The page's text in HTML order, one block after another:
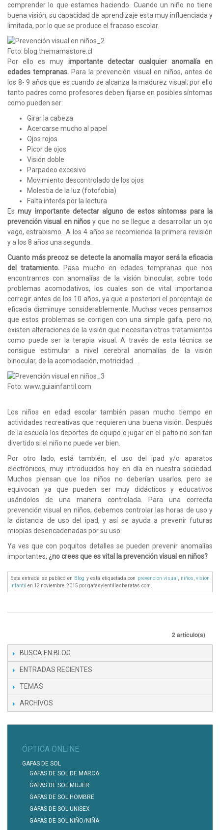
comprender lo que estamos haciendo. Cuando un niño no tiene
buena visión, su capacidad de aprendizaje esta muy influenciada y
limitada, por lo que se produce el fracaso escolar.
Foto: blog.themamastore.cl
Por ello es muy importante detectar cualquier anomalía en
edades tempranas. Para la prevención visual en niños, antes de
los 8- 9 años que es cuando se alcanza la madurez visual; por ello
tanto padres como profesores deben fijarse en posibles síntomas
como pueden ser:
Girar la cabeza
Acercarse mucho al papel
Ojos rojos
Picor de ojos
Visión doble
Parpadeo excesivo
Movimiento descontrolado de los ojos
Molestia de la luz (fotofobia)
Falta interés por la lectura
Esmuy importante detectar alguno de estos síntomas para la
prevención visual en niñosy que no se llegue a desarrollar un ojo
vago, estrabismo…A los 4 años se recomienda la primera revisión
y a los 8 años una segunda.
Cuanto más precoz se detecte la anomalía mayor será la eficacia
del tratamiento. Pasa mucho en edades tempranas que nos
encontramos con anomalías de la visión binocular, sobre todo
problemas acomodativos, los cuales son de vital importancia
corregir antes de los 10 años, ya que a posteriori el porcentaje de
eficacia disminuye considerablemente. Muchas veces pensamos
que estos problemas se corrigen con una simple gafa, pero no,
existen alteraciones de la visión que necesitan otros tratamientos
como puede ser la terapia visual. A través de esta técnica se
consigue estimular a nivel cerebral anomalías de la visión
binocular, de la acomodación, motricidad….
Foto: www.guiainfantil.com
Los niños en edad escolar también pasan mucho tiempo en
actividades recreativas que requieren una buena visión. Después
de la escuela los deportes de equipo o jugar en el patio no son tan
divertido si el niño no puede ver bien.
Por otro lado, está también, el uso del ipad y/o aparatos
electrónicos, muy introducidos hoy en día en nuestra sociedad.
Muchos piensan que los niños no deberían usarlos, pero se
equivocan ya que pueden ser muy didácticos y educativos
usándolos de una manera controlada. Para una correcta
prevención visual en niños, debemos controlar las horas de uso y
la distancia de uso del ipad, y así se ayuda a prevenir futuras
miopías desencadenadas por su uso.
Ya ves que con poquitos detalles se pueden prevenir anomalías
importantes, ¿no crees que es vital la prevención visual en niños?
Esta entrada se publicó en Blog y está etiquetada con prevencion visual niños ,vision
infantil en 12 noviembre, 2015 por gafasylentillasbaratas.com
2 artículo(s)
BUSCA EN BLOG
ENTRADAS RECIENTES
TEMAS
ARCHIVOS
ÓPTICA ONLINE
GAFAS DE SOL
GAFAS DE SOL DE MARCA
GAFAS DE SOL MUJER
GAFAS DE SOL HOMBRE
GAFAS DE SOL UNISEX
GAFAS DE SOL NIÑO/NIÑA